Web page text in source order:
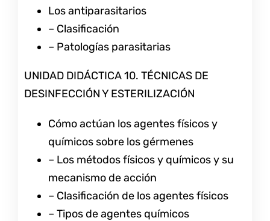
Los antiparasitarios
– Clasificación
– Patologías parasitarias
UNIDAD DIDÁCTICA 10. TÉCNICAS DE
DESINFECCIÓN Y ESTERILIZACIÓN
Cómo actúan los agentes físicos y
químicos sobre los gérmenes
– Los métodos físicos y químicos y su
mecanismo de acción
– Clasificación de los agentes físicos
– Tipos de agentes químicos